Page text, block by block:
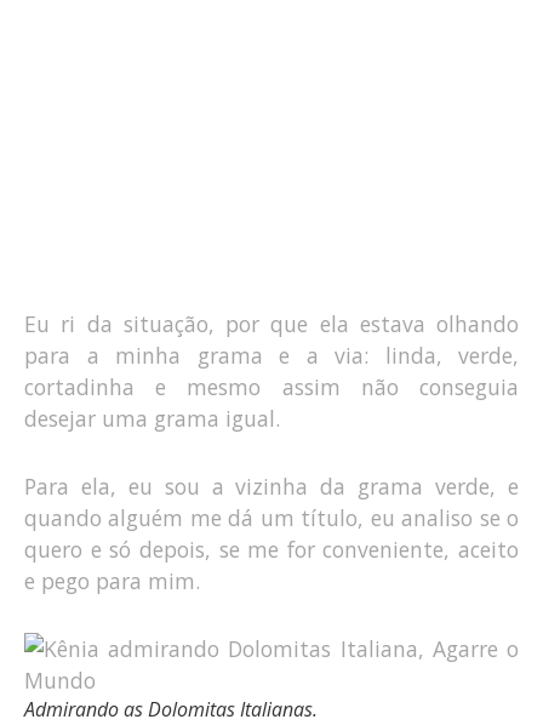
Eu ri da situação, por que ela estava olhando
para a minha grama e a via: linda, verde,
cortadinha e mesmo assim não conseguia
desejar uma grama igual.
Para ela, eu sou a vizinha da grama verde, e
quando alguém me dá um título, eu analiso se o
quero e só depois, se me for conveniente, aceito
e pego para mim.
Admirando as Dolomitas Italianas.